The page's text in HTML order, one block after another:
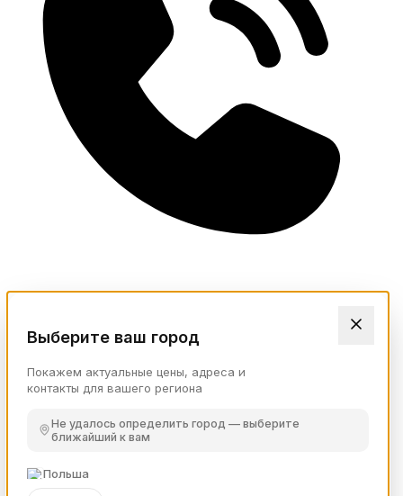
Выберите ваш город
Покажем актуальные цены, адреса и
контакты для вашего региона
Не удалось определить город — выберите
ближайший к вам
Польша